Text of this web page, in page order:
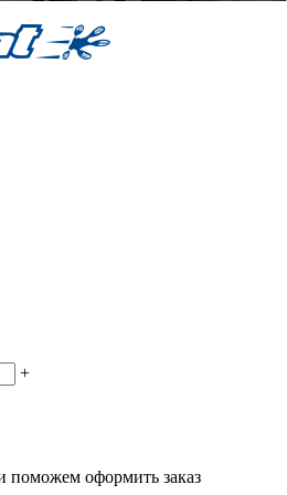
+
поможем оформить заказ